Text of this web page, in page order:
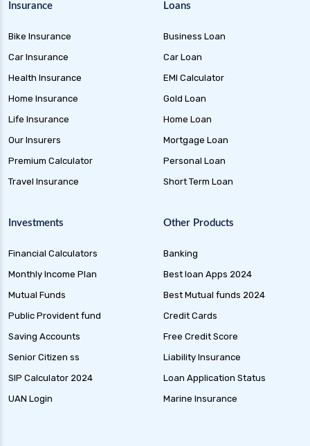
Insurance
Bike Insurance
Car Insurance
Health Insurance
Home Insurance
Life Insurance
Our Insurers
Premium Calculator
Travel Insurance
Loans
Business Loan
Car Loan
EMI Calculator
Gold Loan
Home Loan
Mortgage Loan
Personal Loan
Short Term Loan
Investments
Financial Calculators
Monthly Income Plan
Mutual Funds
Public Provident fund
Saving Accounts
Senior Citizen ss
SIP Calculator 2024
UAN Login
Other Products
Banking
Best loan Apps 2024
Best Mutual funds 2024
Credit Cards
Free Credit Score
Liability Insurance
Loan Application Status
Marine Insurance